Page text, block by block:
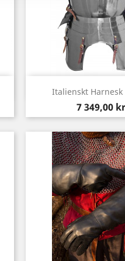
Italienskt Harnesk
Pris
7 349,00 kr
